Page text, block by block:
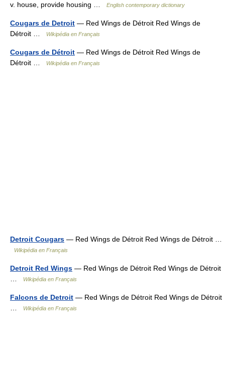
v. house, provide housing …
English contemporary dictionary
Cougars de Detroit — Red Wings de Détroit Red Wings de
Détroit …
Wikipédia en Français
Cougars de Détroit — Red Wings de Détroit Red Wings de
Détroit …
Wikipédia en Français
Detroit Cougars — Red Wings de Détroit Red Wings de Détroit …
Wikipédia en Français
Detroit Red Wings — Red Wings de Détroit Red Wings de Détroit
Wikipédia en Français
Falcons de Detroit — Red Wings de Détroit Red Wings de Détroit
Wikipédia en Français